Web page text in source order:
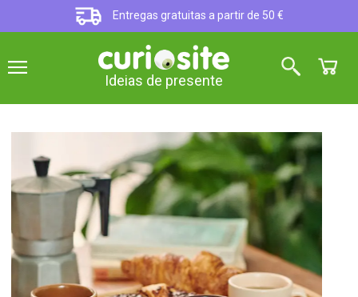
Entregas gratuitas a partir de 50 €
Ideias de presente
Coffee Colors: conjunto de 4
chávenas de café expresso
5sobre 5 (2 opiniões )